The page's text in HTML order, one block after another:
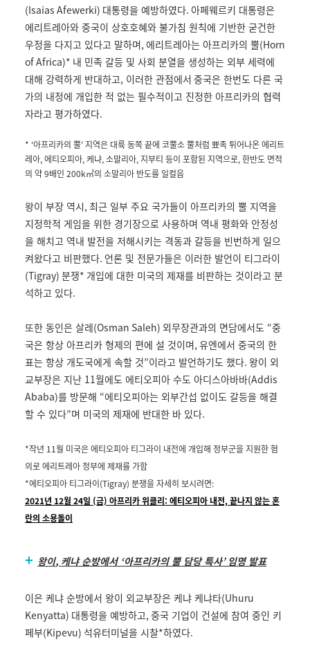
(Isaias Afewerki) 대통령을 예방하였다. 아페웨르키 대통령은
에리트레아와 중국이 상호호혜와 불가침 원칙에 기반한 굳건한
우정을 다지고 있다고 말하며, 에리트레아는 아프리카의 뿔(Horn
of Africa)* 내 민족 갈등 및 사회 분열을 생성하는 외부 세력에
대해 강력하게 반대하고, 이러한 관점에서 중국은 한번도 다른 국
가의 내정에 개입한 적 없는 필수적이고 진정한 아프리카의 협력
자라고 평가하였다.
* ‘아프리카의 뿔’지역은 대륙 동쪽 끝에 코뿔소 뿔처럼 뾰족 튀어나온 에리트
레아,에티오피아,케냐,소말리아,지부티 등이 포함된 지역으로,한반도 면적
의 약9배인 200k㎡의 소말리아 반도를 일컬음
왕이 부장 역시, 최근 일부 주요 국가들이 아프리카의 뿔 지역을
지정학적 게임을 위한 경기장으로 사용하며 역내 평화와 안정성
을 해치고 역내 발전을 저해시키는 격동과 갈등을 빈번하게 일으
켜왔다고 비판했다. 언론 및 전문가들은 이러한 발언이 티그라이
(Tigray) 분쟁* 개입에 대한 미국의 제재를 비판하는 것이라고 분
석하고 있다.
또한 동인은 살레(Osman Saleh) 외무장관과의 면담에서도 “중
국은 항상 아프리카 형제의 편에 설 것이며, 유엔에서 중국의 한
표는 항상 개도국에게 속할 것”이라고 발언하기도 했다. 왕이 외
교부장은 지난 11월에도 에티오피아 수도 아디스아바바(Addis
Ababa)를 방문해 “에티오피아는 외부간섭 없이도 갈등을 해결
할 수 있다”며 미국의 제재에 반대한 바 있다.
*작년 11월 미국은 에티오피아 티그라이 내전에 개입해 정부군을 지원한 혐
의로 에리트레아 정부에 제재를 가함
*에티오피아 티그라이(Tigray) 분쟁을 자세히 보시려면:
2021년 12월 24일 (금) 아프리카 위클리: 에티오피아 내전, 끝나지 않는 혼
란의 소용돌이
+ 왕이, 케냐 순방에서 ‘아프리카의 뿔 담당 특사’ 임명 발표
이은 케냐 순방에서 왕이 외교부장은 케냐 케냐타(Uhuru
Kenyatta) 대통령을 예방하고, 중국 기업이 건설에 참여 중인 키
페부(Kipevu) 석유터미널을 시찰*하였다.